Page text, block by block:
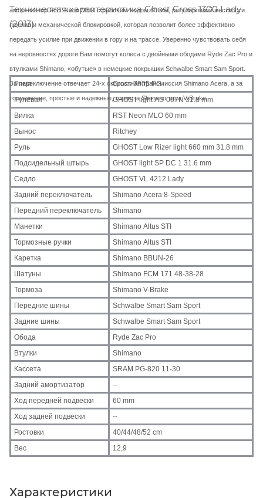
амортизатор RST Neon MLO с рабочим ходом 60 мм, регулировкой жесткости
пружин и механической блокировкой, которая позволит более эффективно
передать усилие при движении в гору и на трассе. Уверенно чувствовать себя
на неровностях дороги Вам помогут колеса с двойными ободами Ryde Zac Pro и
втулками Shimano, «обутые» в немецкие покрышки Schwalbe Smart Sam Sport.
За переключение отвечает 24-х скоростная трансмиссия Shimano Acera, а за
торможение, простые и надежные, тормоза Shimano типа V-Brake.
Техническая характеристика Ghost Cross 1300 Lady
(2013)
Рама
Cross 7005 PG
Рулевая
GHOST light AS-007N 31.8 mm
Вилка
RST Neon MLO 60 mm
Вынос
Ritchey
Руль
GHOST Low Rizer light 660 mm 31.8 mm
Подсидельный штырь
GHOST light SP DC 1 31.6 mm
Седло
GHOST VL 4212 Lady
Задний переключатель
Shimano Acera 8-Speed
Передний переключатель
Shimano
Манетки
Shimano Altus STI
Тормозные ручки
Shimano Altus STI
Каретка
Shimano BBUN-26
Шатуны
Shimano FCM 171 48-38-28
Тормоза
Shimano V-Brake
Передние шины
Schwalbe Smart Sam Sport
Задние шины
Schwalbe Smart Sam Sport
Обода
Ryde Zac Pro
Втулки
Shimano
Кассета
SRAM PG-820 11-30
Задний амортизатор
--
Ход передней подвески
60 mm
Ход задней подвески
--
Ростовки
40/44/48/52 cm
Вес
12,9
Характеристики